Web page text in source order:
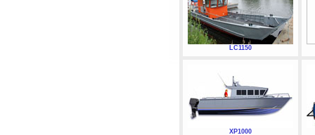
LC1150
XP1000